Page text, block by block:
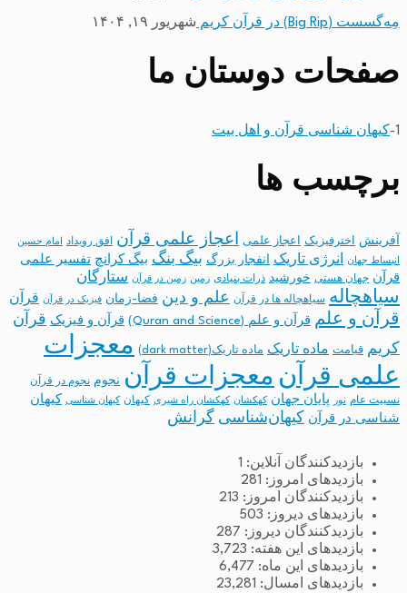
مِه‌گسست (Big Rip) در قرآن کریم شهریور ۱۹, ۱۴۰۴
صفحات دوستان ما
1- کیهان شناسی قرآن و اهل بیت
برچسب ها
آفرینش اخترفیزیک اعجاز علمی اعجاز علمی قرآن افق رویداد امام حسین
انبساط جهان انرژی تاریک انفجار بزرگ بیگ بنگ بیگ کرانچ تفسیر علمی
قرآن جهان هستی خورشید ذرات بنیادی زمین زمین در قرآن ستارگان
سیاهچاله سیاهچاله ها در قرآن علم و دین فضا-زمان فیزیک در قرآن قرآن
قرآن و علم قرآن و علم (Quran and Science) قرآن و فیزیک قرآن
کریم قیامت ماده تاریک ماده تاریک(dark matter)
معجزات
علمی قرآن معجزات قرآن نجوم نجوم در قرآن
نسبیت عام نور پایان جهان کهکشان کهکشان راه شیری کیهان کیهان شناسی
کیهان
شناسی در قرآن
کیهان‌شناسی گرانش
بازدیدکنندگان آنلاین: 1
بازدیدهای امروز: 281
بازدیدکنندگان امروز: 213
بازدیدهای دیروز: 503
بازدیدکنندگان دیروز: 287
بازدیدهای این هفته: 3,723
بازدیدهای این ماه: 6,477
بازدیدهای امسال: 23,281